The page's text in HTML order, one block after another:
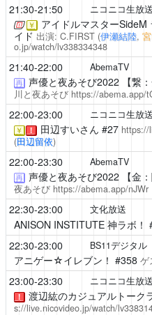
21:30-21:50 ニコニコ生放送
￥ アイドルマスターSideM
イド 出演: C.FIRST (伊瀬結陸,
o.jp/watch/lv338334348
21:40-22:00 AbemaTV
再 声優と夜あそび2022【繋
川と夜あそび https://abema.app/
22:00-23:00 ニコニコ生放送
￥ ！ 田辺すいさん #27 https://
(田辺留依)
22:00-23:30 AbemaTV
再 声優と夜あそび2022【金
夜あそび https://abema.app/nJWr
22:30-23:00 文化放送
ANISON INSTITUTE 神ラボ！
22:30-23:00 BS11デジタル
アニゲー☆イレブン！ #358 ゲ
23:00-23:30 ニコニコ生放送
！ 渡辺紘のカジュアルトーク
s://live.nicovideo.jp/watch/